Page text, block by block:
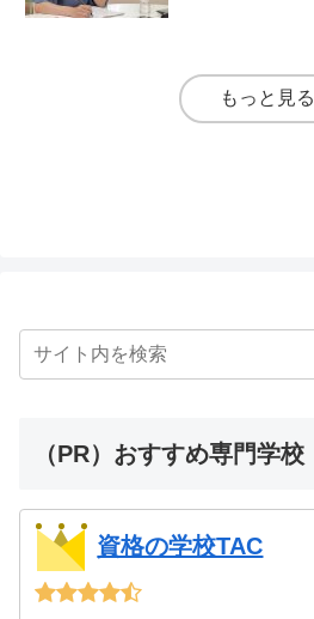
もっと見る
（PR）おすすめ専門学校
資格の学校TAC